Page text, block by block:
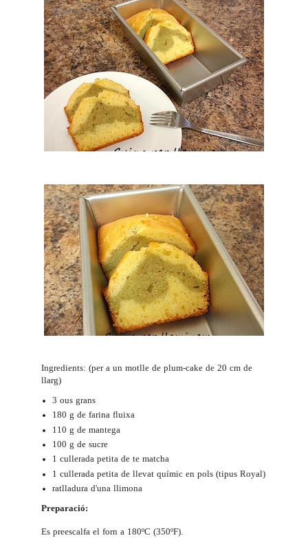
Ingredients: (per a un motlle de plum-cake de 20 cm de
llarg)
3 ous grans
180 g de farina fluixa
110 g de mantega
100 g de sucre
1 cullerada petita de te matcha
1 cullerada petita de llevat químic en pols (tipus Royal)
ratlladura d'una llimona
Preparació:
Es preescalfa el forn a 180ºC (350ºF).